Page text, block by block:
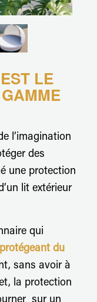
LE
l’imagination
des
une protection
lit extérieur
qui
du
sans avoir à
la protection